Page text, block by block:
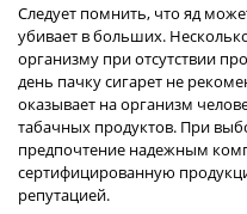
Следует помнить, что яд
убивает в больших.
организму при отсутствии
день пачку сигарет не
оказывает на организм
табачных продуктов. При
предпочтение надежным
сертифицированную
репутацией.